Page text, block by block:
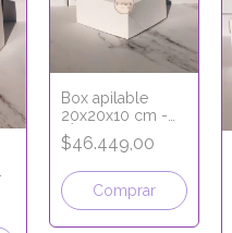
Box apilable
20x20x10 cm -
LÍNEA PREMIUM
$46.449,00
Comprar